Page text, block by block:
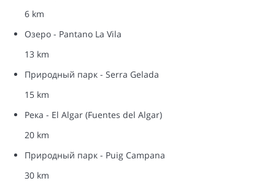
6 km
Озеро - Pantano La Vila
13 km
Природный парк - Serra Gelada
15 km
Река - El Algar (Fuentes del Algar)
20 km
Природный парк - Puig Campana
30 km